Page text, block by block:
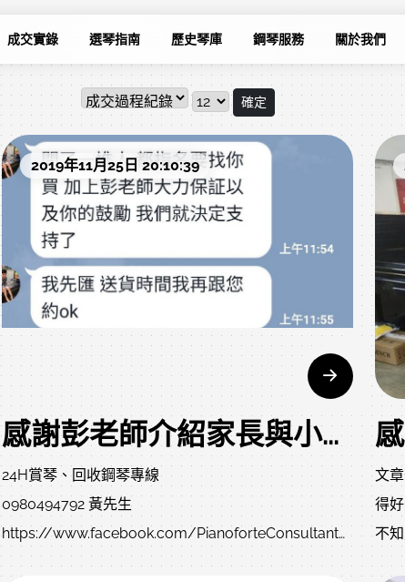
成交實錄 選琴指南 歷史琴庫 鋼琴服務 關於我們
確定
2019年11月25日 20:10:39
感謝彭老師介紹家長與小弟購買日本 KAWAI 二手鋼琴
24H賞琴、回收鋼琴專線
0980494792 黃先生
https://www.facebook.com/PianoforteConsultant/
（內有挑選中古鋼琴教學文章，歡迎參閱）
文
得
不
再